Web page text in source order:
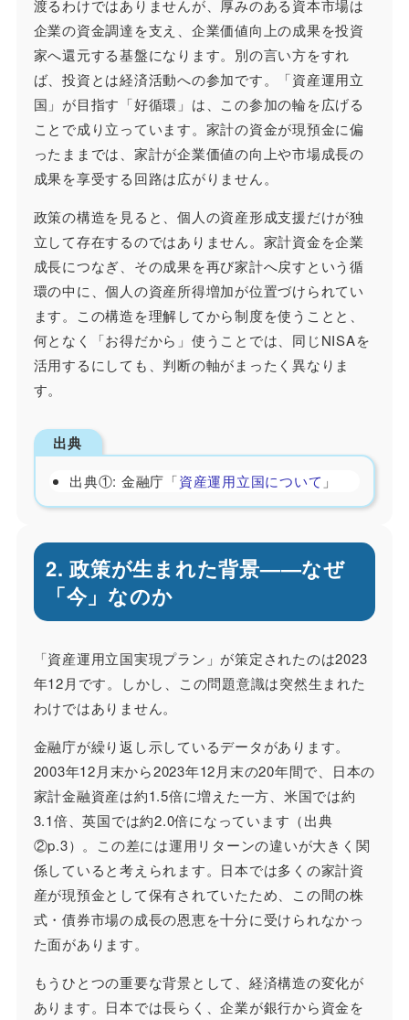
渡るわけではありませんが、厚みのある資本市場は
企業の資金調達を支え、企業価値向上の成果を投資
家へ還元する基盤になります。別の言い方をすれ
ば、投資とは経済活動への参加です。「資産運用立
国」が目指す「好循環」は、この参加の輪を広げる
ことで成り立っています。家計の資金が現預金に偏
ったままでは、家計が企業価値の向上や市場成長の
成果を享受する回路は広がりません。
政策の構造を見ると、個人の資産形成支援だけが独
立して存在するのではありません。家計資金を企業
成長につなぎ、その成果を再び家計へ戻すという循
環の中に、個人の資産所得増加が位置づけられてい
ます。この構造を理解してから制度を使うことと、
何となく「お得だから」使うことでは、同じNISAを
活用するにしても、判断の軸がまったく異なりま
す。
出典
出典①: 金融庁「資産運用立国について 」
2. 政策が生まれた背景——なぜ
「今」なのか
「資産運用立国実現プラン」が策定されたのは2023
年12月です。しかし、この問題意識は突然生まれた
わけではありません。
金融庁が繰り返し示しているデータがあります。
2003年12月末から2023年12月末の20年間で、日本の
家計金融資産は約1.5倍に増えた一方、米国では約
3.1倍、英国では約2.0倍になっています（出典
②p.3）。この差には運用リターンの違いが大きく関
係していると考えられます。日本では多くの家計資
産が現預金として保有されていたため、この間の株
式・債券市場の成長の恩恵を十分に受けられなかっ
た面があります。
もうひとつの重要な背景として、経済構造の変化が
あります。日本では長らく、企業が銀行から資金を